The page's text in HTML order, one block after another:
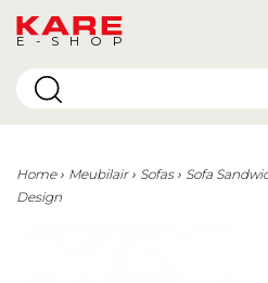
E-SHOP
Home Meubilair Sofas
Sofa
Design